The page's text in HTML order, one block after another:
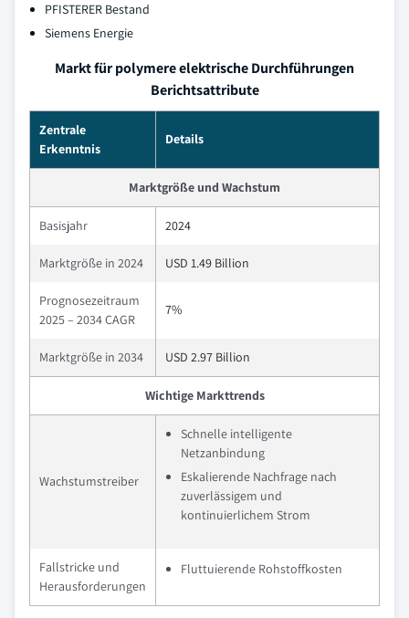
PFISTERER Bestand
Siemens Energie
Markt für polymere elektrische Durchführungen
Berichtsattribute
Zentrale
Erkenntnis
Details
Marktgröße und Wachstum
Basisjahr 2024
Marktgröße in 2024 USD 1.49 Billion
Prognosezeitraum
2025 – 2034 CAGR
7%
Marktgröße in 2034 USD 2.97 Billion
Wichtige Markttrends
Wachstumstreiber
Schnelle intelligente
Netzanbindung
Eskalierende Nachfrage nach
zuverlässigem und
kontinuierlichem Strom
Fallstricke und
Herausforderungen
Fluttuierende Rohstoffkosten